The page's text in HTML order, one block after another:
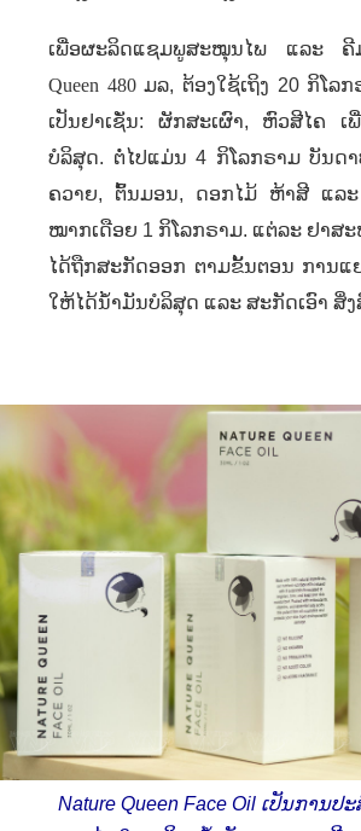
ເພື່ອຜະລິດແຊມພູສະໝຸນໄພ ແລະ
Queen 480ມລ, ຕ້ອງໃຊ້ເຖິງ 20ກິໂລກ
ເປັນຢາເຊັ່ນ: ຜັກສະເຜົາ, ຫົວສີໄຄ ເ
ບໍລິສຸດ. ຕໍ່​ໄປ​ແມ່ນ​ 4 ກິ​ໂລກຣາມ ບັນດ
ຄວາຍ, ຕົ້ນມອນ, ດອກໄມ້ ຫ້າ​ສີ ແລ
ໝາກ​ເດືອຍ 1 ກິ​ໂລກຣາມ. ແຕ່ລະ ຢາສ
ໄດ້ຖືກສະກັດອອກ ຕາມຂັ້ນຕອນ ການແ
ໃຫ້ໄດ້ນໍ້າມັນບໍລິສຸດ ແລະ ສະກັດເອົາ ສິ່
Nature Queen Face Oil ເປັນການປ